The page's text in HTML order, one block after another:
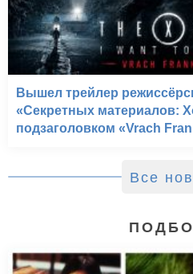
Вышел трейлер
«Секретных материалов:
подзаголовком «Vrach
Все